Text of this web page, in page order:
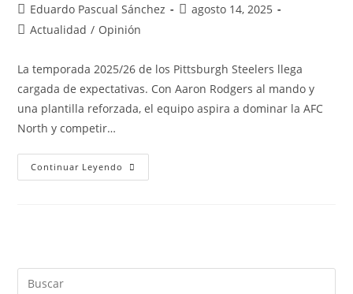
Eduardo Pascual Sánchez
agosto 14, 2025
Actualidad / Opinión
La temporada 2025/26 de los Pittsburgh Steelers llega
cargada de expectativas. Con Aaron Rodgers al mando y
una plantilla reforzada, el equipo aspira a dominar la AFC
North y competir…
Continuar Leyendo